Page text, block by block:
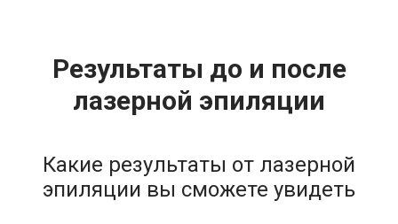
Результаты до и после
лазерной эпиляции
Какие результаты от лазерной
эпиляции вы сможете увидеть